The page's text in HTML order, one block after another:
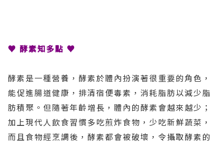
♥ 酵素知多點 ♥
酵素是一種營養，酵素於體內扮演著很重要的角色，
能促進腸道健康，排清宿便毒素，消耗脂肪以減少脂
肪積聚。但隨著年齡增長，體內的酵素會越來越少；
加上現代人飲食習慣多吃煎炸食物，少吃新鮮蔬菜，
而且食物經烹調後，酵素都會被破壞，令攝取酵素的